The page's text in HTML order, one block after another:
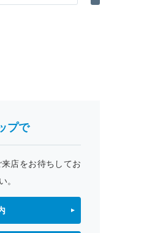
プで
店をお待ちしてお
。